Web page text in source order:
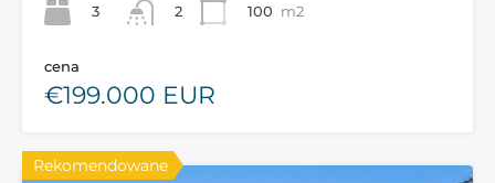
3
2
100 m2
cena
€199.000 EUR
Rekomendowane